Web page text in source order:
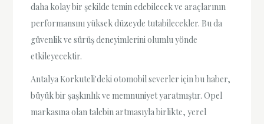
daha kolay bir şekilde temin edebilecek ve araçlarının
performansını yüksek düzeyde tutabilecekler. Bu da
güvenlik ve sürüş deneyimlerini olumlu yönde
etkileyecektir.
Antalya Korkuteli'deki otomobil severler için bu haber,
büyük bir şaşkınlık ve memnuniyet yaratmıştır. Opel
markasına olan talebin artmasıyla birlikte, yerel